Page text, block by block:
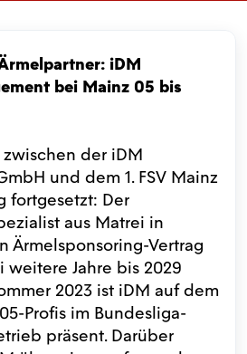
iDM
bei Mainz 05 bis
der iDM
und dem 1. FSV Mainz
fortgesetzt: Der
aus Matrei in
Ärmelsponsoring-Vertrag
Jahre bis 2029
2023 ist iDM auf dem
Profis im Bundesliga-
präsent. Darüber